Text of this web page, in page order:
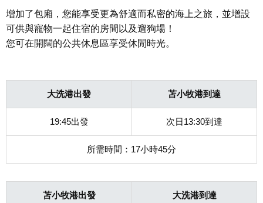
增加了包廂，您能享受更為舒適而私密的海上之旅，並增設
可供與寵物一起住宿的房間以及遛狗場！
您可在開闊的公共休息區享受休閒時光。
大洗港出發 苫小牧港到達
19:45出發 次日13:30到達
所需時間：17小時45分
苫小牧港出發 大洗港到達